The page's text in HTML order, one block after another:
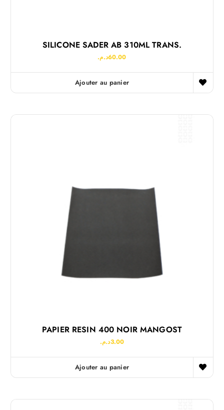
SILICONE SADER AB 310ML TRANS.
60.00د.م.
Ajouter au panier
PAPIER RESIN 400 NOIR MANGOST
3.00د.م.
Ajouter au panier